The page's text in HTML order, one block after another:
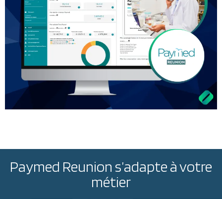
Paymed Reunion s’adapte à votre
métier